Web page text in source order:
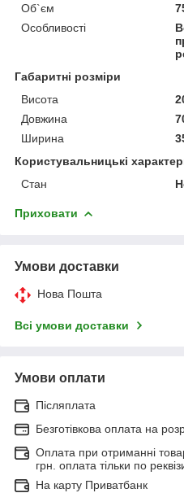
Об`єм
Особливості
Габаритні розміри
Висота
Довжина
Ширина
Користувальницькі
Стан
Приховати
Умови доставки
Нова Пошта
Всі умови доставки
Умови оплати
Післяплата
Безготівкова оплата на
Оплата при отриманні
грн. оплата тільки по
На карту Приватбанк